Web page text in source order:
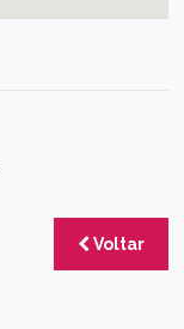
Voltar